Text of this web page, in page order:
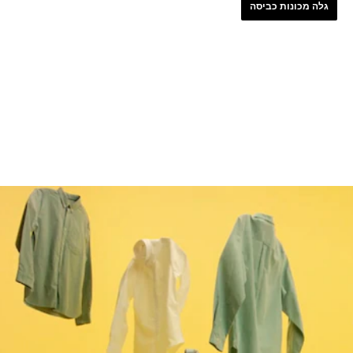
גלה מכונות כביסה